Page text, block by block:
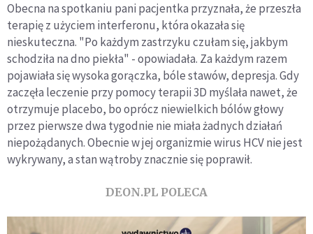
Obecna na spotkaniu pani pacjentka przyznała, że przeszła
terapię z użyciem interferonu, która okazała się
nieskuteczna. "Po każdym zastrzyku czułam się, jakbym
schodziła na dno piekła" - opowiadała. Za każdym razem
pojawiała się wysoka gorączka, bóle stawów, depresja. Gdy
zaczęła leczenie przy pomocy terapii 3D myślała nawet, że
otrzymuje placebo, bo oprócz niewielkich bólów głowy
przez pierwsze dwa tygodnie nie miała żadnych działań
niepożądanych. Obecnie w jej organizmie wirus HCV nie jest
wykrywany, a stan wątroby znacznie się poprawił.
DEON.PL POLECA